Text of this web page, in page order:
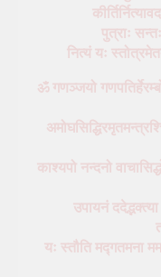
पुत्राः
नित्यं यः
ॐ गणञ्जयो
काश्यपो नन्दनो
उपायनं
यः स्तौति मद्गतमना